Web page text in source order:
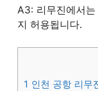
A3: 리무진에서
지 허용됩니다.
1 인천 공항 리무